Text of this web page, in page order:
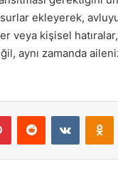
ekleyerek,
kişisel hatıralar,
aynı zamanda
PinterestReddit